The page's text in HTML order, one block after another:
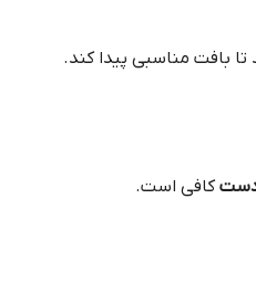
تا بافت مناسبی پیدا کند.
کافی است.